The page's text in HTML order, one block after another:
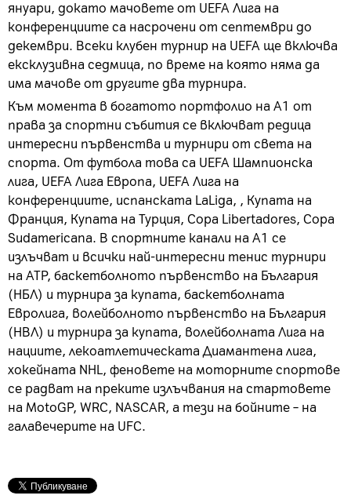
януари, докато мачовете от UEFA Лига на
конференциите са насрочени от септември до
декември. Всеки клубен турнир на UEFA ще включва
ексклузивна седмица, по време на която няма да
има мачове от другите два турнира.
Към момента в богатото портфолио на А1 от
права за спортни събития се включват редица
интересни първенства и турнири от света на
спорта. От футбола това са UEFA Шампионска
лига, UEFA Лига Европа, UEFA Лига на
конференциите, испанската LaLiga, , Купата на
Франция, Купата на Турция, Copa Libertadores, Copa
Sudamericana. В спортните канали на А1 се
излъчват и всички най-интересни тенис турнири
на ATP, баскетболното първенство на България
(НБЛ) и турнира за купата, баскетболната
Евролига, волейболното първенство на България
(НВЛ) и турнира за купата, волейболната Лига на
нациите, лекоатлетическата Диамантена лига,
хокейната NHL, феновете на моторните спортове
се радват на преките излъчвания на стартовете
на MotoGP, WRC, NASCAR, а тези на бойните – на
галавечерите на UFC.